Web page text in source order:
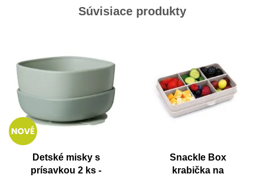
Súvisiace produkty
Detské misky s
prísavkou 2 ks -
Snackle Box
krabička na